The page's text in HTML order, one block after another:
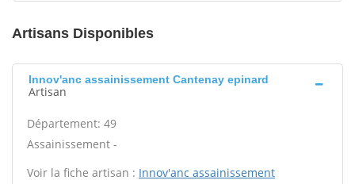
Artisans Disponibles
Innov'anc assainissement Cantenay epinard
Artisan
Département: 49
Assainissement -
Voir la fiche artisan : Innov'anc assainissement